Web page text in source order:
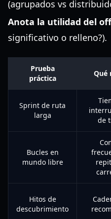
(agrupados vs
Anota la utilidad del
significativo o relleno?).
Prueba
práctica
Qué
Sprint de ruta
larga
de
Bucles en
mundo libre
Hitos de
descubrimiento